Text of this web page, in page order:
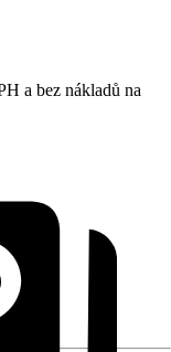
a bez nákladů na